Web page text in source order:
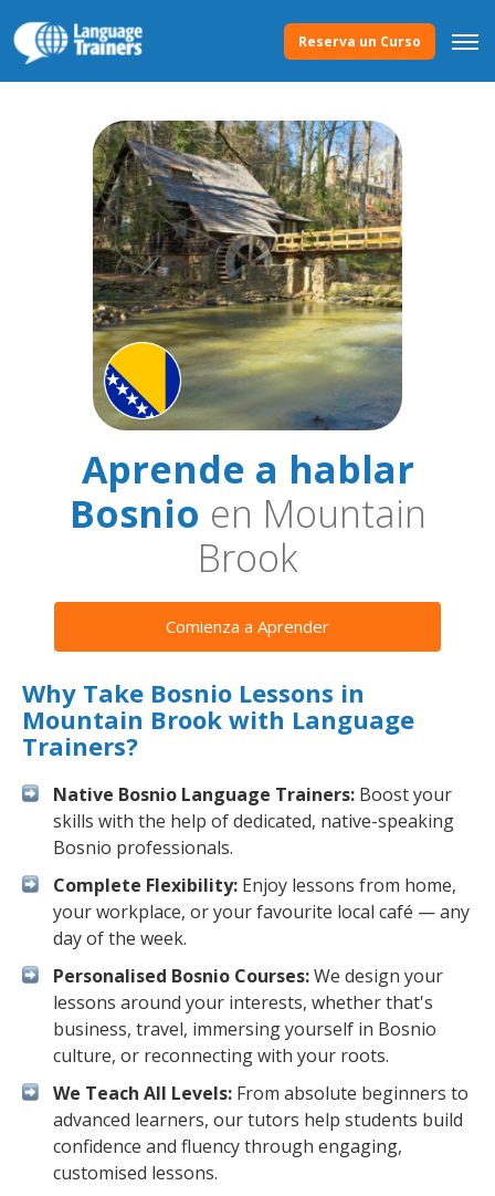
Reserva un Curso
Aprende a hablar
Bosnio en Mountain
Brook
Comienza a Aprender
Why Take Bosnio Lessons in
Mountain Brook with Language
Trainers?
Native Bosnio Language Trainers: Boost your
skills with the help of dedicated, native-speaking
Bosnio professionals.
Complete Flexibility: Enjoy lessons from home,
your workplace, or your favourite local café — any
day of the week.
Personalised Bosnio Courses:We design your
lessons around your interests, whether that's
business, travel, immersing yourself in Bosnio
culture, or reconnecting with your roots.
We Teach All Levels: From absolute beginners to
advanced learners, our tutors help students build
confidence and fluency through engaging,
customised lessons.